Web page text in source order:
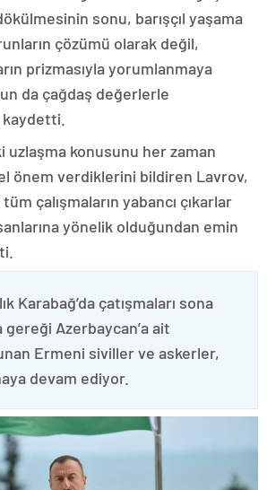
sonu, barışçıl yaşama
çözümü olarak değil,
prizmasıyla yorumlanmaya
da çağdaş değerlerle
kaydetti.
uzlaşma konusunu her zaman
önem verdiklerini bildiren Lavrov,
çalışmaların yabancı çıkarlar
yönelik olduğundan emin
Karabağ’da çatışmaları sona
Azerbaycan’a ait
Ermeni siviller ve askerler,
devam ediyor.